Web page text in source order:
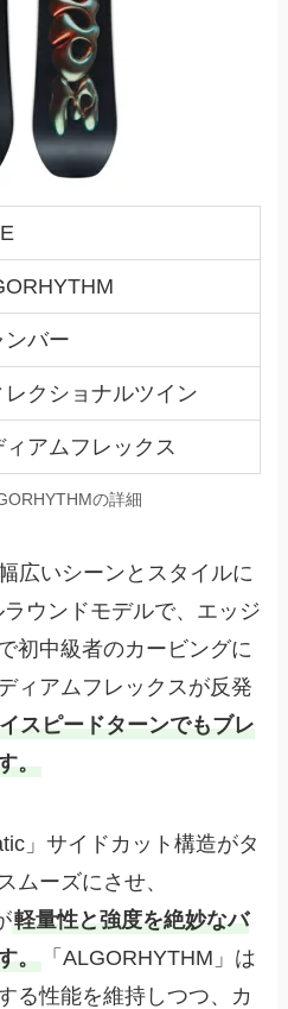
ンバー
レクショナルツイン
ィアムフレックス
の詳細
広いシーンとスタイルに
ウンドモデルで、エッジ
初中級者のカービングに
ィアムフレックスが反発
スピードターンでもブレ
。
」サイドカット構造がタ
ムーズにさせ、
軽量性と強度を絶妙なバ
。
「ALGORHYTHM」は
る性能を維持しつつ、カ